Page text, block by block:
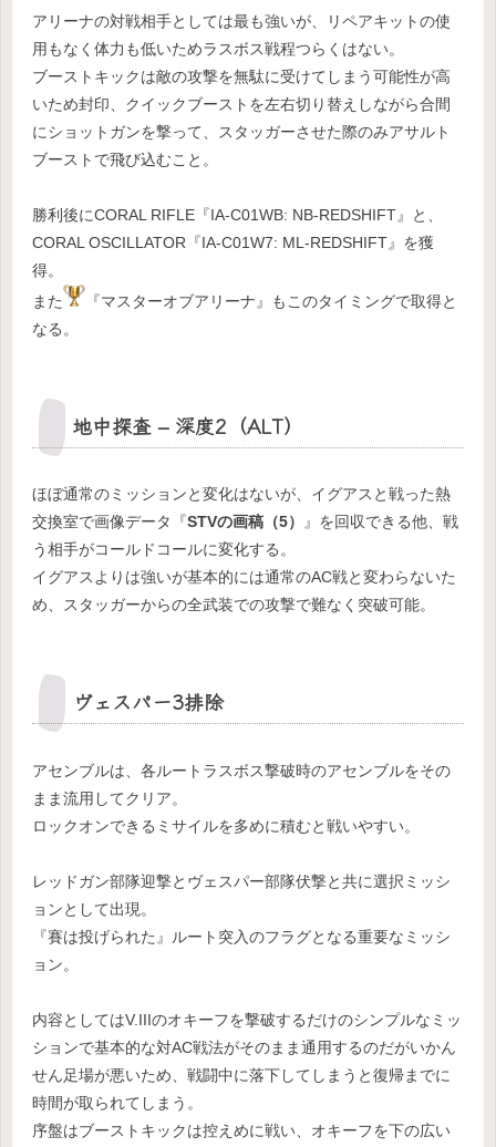
アリーナの対戦相手としては最も強いが、リペアキットの使
用もなく体力も低いためラスボス戦程つらくはない。
ブーストキックは敵の攻撃を無駄に受けてしまう可能性が高
いため封印、クイックブーストを左右切り替えしながら合間
にショットガンを撃って、スタッガーさせた際のみアサルト
ブーストで飛び込むこと。
勝利後にCORAL RIFLE『IA-C01WB: NB-REDSHIFT』と、
CORAL OSCILLATOR『IA-C01W7: ML-REDSHIFT』を獲
得。
また
『マスターオブアリーナ』もこのタイミングで取得と
なる。
地中探査 – 深度2（ALT）
ほぼ通常のミッションと変化はないが、イグアスと戦った熱
交換室で画像データ『STVの画稿（5）
』を回収できる他、戦
う相手がコールドコールに変化する。
イグアスよりは強いが基本的には通常のAC戦と変わらないた
め、スタッガーからの全武装での攻撃で難なく突破可能。
ヴェスパー3排除
アセンブルは、各ルートラスボス撃破時のアセンブルをその
まま流用してクリア。
ロックオンできるミサイルを多めに積むと戦いやすい。
レッドガン部隊迎撃とヴェスパー部隊伏撃と共に選択ミッシ
ョンとして出現。
『賽は投げられた』ルート突入のフラグとなる重要なミッシ
ョン。
内容としてはV.IIIのオキーフを撃破するだけのシンプルなミッ
ションで基本的な対AC戦法がそのまま通用するのだがいかん
せん足場が悪いため、戦闘中に落下してしまうと復帰までに
時間が取られてしまう。
序盤はブーストキックは控えめに戦い、オキーフを下の広い